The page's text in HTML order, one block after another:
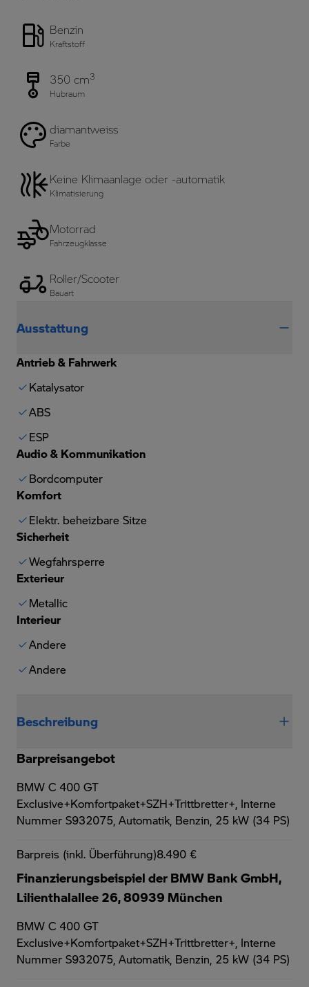
Benzin
Kraftstoff
350 cm3
Hubraum
diamantweiss
Farbe
Keine Klimaanlage oder -automatik
Klimatisierung
Motorrad
Fahrzeugklasse
Roller/Scooter
Bauart
Ausstattung
Antrieb & Fahrwerk
Katalysator
ABS
ESP
Audio & Kommunikation
Bordcomputer
Komfort
Elektr. beheizbare Sitze
Sicherheit
Wegfahrsperre
Exterieur
Metallic
Interieur
Andere
Andere
Beschreibung
Barpreisangebot
BMW C 400 GT
Exclusive+Komfortpaket+SZH+Trittbretter+, Interne
Nummer S932075, Automatik, Benzin, 25 kW (34 PS)
Barpreis (inkl. Überführung)8.490 €
Finanzierungsbeispiel der BMW Bank GmbH,
Lilienthalallee 26, 80939 München
BMW C 400 GT
Exclusive+Komfortpaket+SZH+Trittbretter+, Interne
Nummer S932075, Automatik, Benzin, 25 kW (34 PS)